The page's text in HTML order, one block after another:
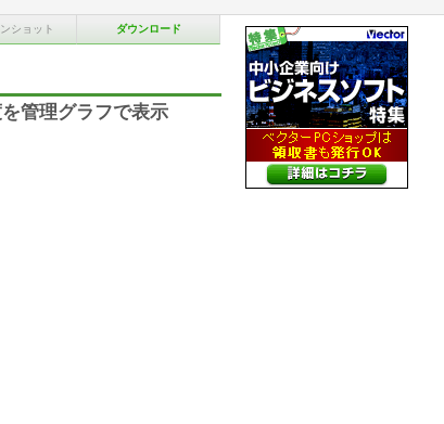
ショット ダウンロード
管理グラフで表示